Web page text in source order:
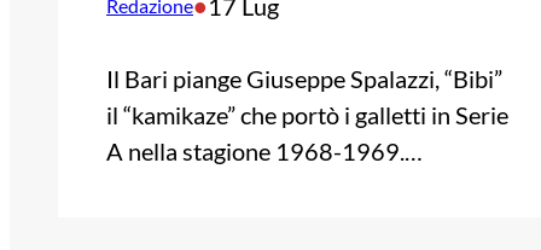
Redazione•17 Lug
Il Bari piange Giuseppe Spalazzi, “Bibi”
il “kamikaze” che portò i galletti in Serie
A nella stagione 1968-1969.…